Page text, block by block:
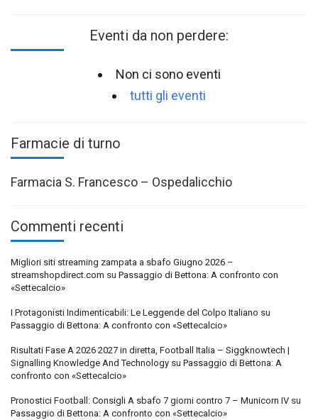
Eventi da non perdere:
Non ci sono eventi
tutti gli eventi
Farmacie di turno
Farmacia S. Francesco – Ospedalicchio
Commenti recenti
Migliori siti streaming zampata a sbafo Giugno 2026 –
streamshopdirect.com su Passaggio di Bettona: A confronto con
«Settecalcio»
I Protagonisti Indimenticabili: Le Leggende del Colpo Italiano su
Passaggio di Bettona: A confronto con «Settecalcio»
Risultati Fase A 2026 2027 in diretta, Football Italia – Siggknowtech |
Signalling Knowledge And Technology su Passaggio di Bettona: A
confronto con «Settecalcio»
Pronostici Football: Consigli A sbafo 7 giorni contro 7 – Municorn IV su
Passaggio di Bettona: A confronto con «Settecalcio»